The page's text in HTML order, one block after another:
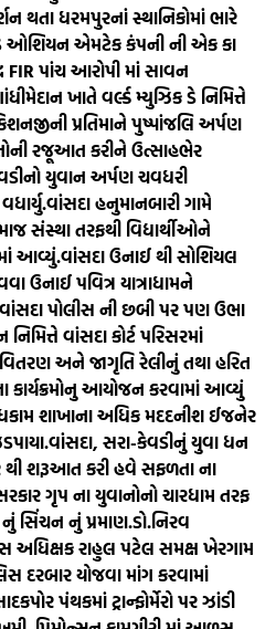
થતા ધરમપુરનાં સ્થાનિકોમાં ભારે
ઓશિયન એમટેક કંપની ની એક કા
FIR પાંચ આરોપી માં સાવન
ખાતે વર્લ્ડ મ્યુઝિક ડે નિમિત્તે
પ્રતિમાને પુષ્પાંજલિ અર્પણ
રજૂઆત કરીને ઉત્સાહભેર
યુવાન અર્પણ ચવધરી
વાંસદા હનુમાનબારી ગામે
સંસ્થા તરફથી વિદ્યાર્થીઓને
આવ્યું.વાંસદા ઉનાઈ થી સોશિયલ
ઉનાઈ પવિત્ર યાત્રાધામને
પોલીસ ની છબી પર પણ ઉભા
નિમિત્તે વાંસદા કોર્ટ પરિસરમાં
અને જાગૃતિ રેલીનું તથા હરિત
કાર્યક્રમોનુ આયોજન કરવામાં આવ્યું
શાખાના અધિક મદદનીશ ઈજનેર
વાંસદા, સરા-કેવડીનું યુવા ધન
થી શરૂઆત કરી હવે સફળતા ના
ગૃપ ના યુવાનોનો ચારધામ તરફ
નું સિંચન નું પ્રમાણ.ડો.નિરવ
અધિક્ષક રાહુલ પટેલ સમક્ષ ખેરગામ
દરબાર યોજવા માંગ કરવામાં
પંથકમાં ટ્રાન્ફોર્મેરો પર ઝાંડી